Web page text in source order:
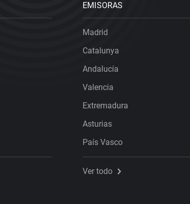
EMISORAS
Madrid
Catalunya
Andalucía
Valencia
Extremadura
Asturias
País Vasco
Ver todo